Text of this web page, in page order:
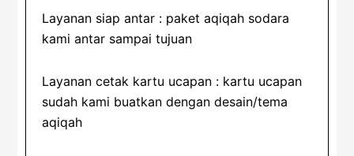
Layanan siap antar : paket aqiqah sodara
kami antar sampai tujuan
Layanan cetak kartu ucapan : kartu ucapan
sudah kami buatkan dengan desain/tema
aqiqah